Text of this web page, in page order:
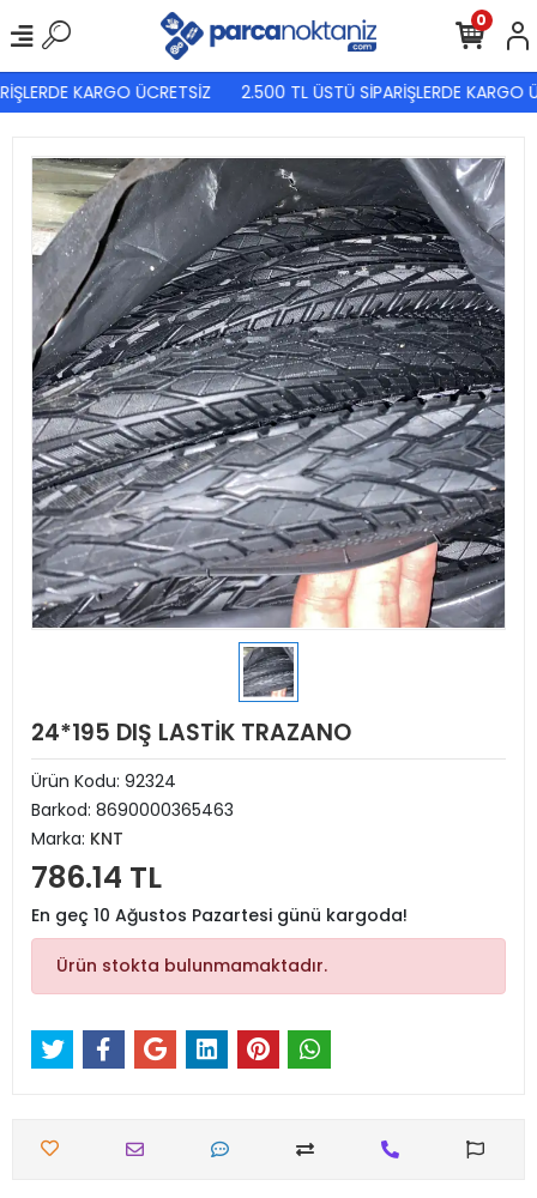
KARGO ÜCRETSİZ 2.500 TL ÜSTÜ SİPARİŞLERDE KARGO
0
24*195 DIŞ LASTİK TRAZANO
Ürün Kodu: 92324
Barkod: 8690000365463
Marka: KNT
786.14 TL
En geç 10 Ağustos Pazartesi günü kargoda!
Ürün stokta bulunmamaktadır.